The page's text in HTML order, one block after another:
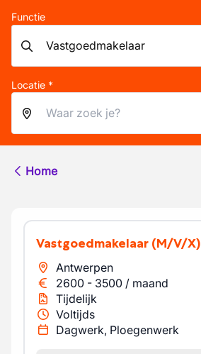
Functie
Locatie *
Home
Vastgoedmakelaar (M/V/X)
Antwerpen
2600 - 3500 / maand
Tijdelijk
Voltijds
Dagwerk, Ploegenwerk